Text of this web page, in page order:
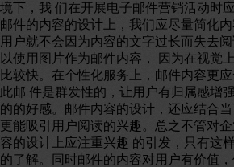
境下，我 们在开展电子邮件营销活动时
邮件的内容的设计上，我们应尽量简化
用户就不会因为内容的文字过长而失去
以使用图片作为邮件内容， 因为在视觉
比较快。在个性化服务上，邮件内容更
此邮 件是群发性的，让用户有归属感增
的的好感。邮件内容的设计，还应结合
更能吸引用户阅读的兴趣。总之不管对
容的设计上应注重兴趣 的引发，只有这
的了解。同时邮件的内容对用户有价值